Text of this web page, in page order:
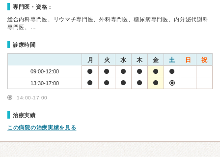
専門医・資格：
総合内科専門医、リウマチ専門医、外科専門医、糖尿病専門医、内分泌代謝科
専門医、…
診療時間
月 火 水 木 金 土 日 祝
09:00-12:00
13:30-17:00
14:00-17:00
治療実績
この病院の治療実績を見る